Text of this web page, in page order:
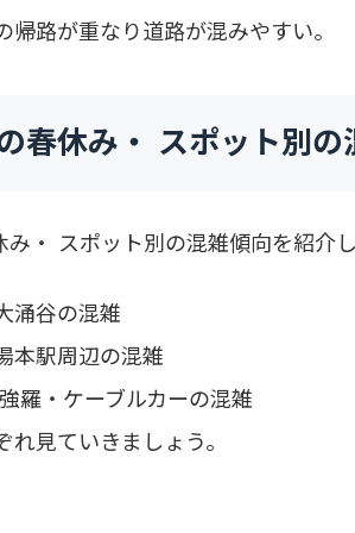
帰路が重なり道路が混みやすい。
春休み・ スポット別の
・ スポット別の混雑傾向を紹介し
涌谷の混雑
本駅周辺の混雑
羅・ケーブルカーの混雑
れ見ていきましょう。